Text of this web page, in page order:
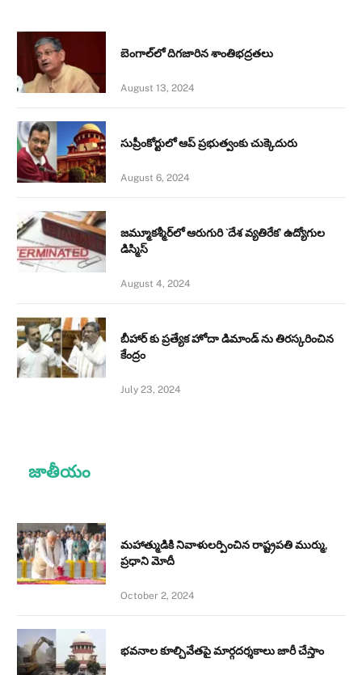
బెంగాల్‌లో దిగజారిన శాంతిభద్రతలు
August 13, 2024
సుప్రీంకోర్టులో ఆప్ ప్రభుత్వంకు చుక్కెదురు
August 6, 2024
జమ్మూకశ్మీర్‌లో ఆరుగురి `దేశ వ్యతిరేక’ ఉద్యోగుల
డిస్మిస్‌
August 4, 2024
బీహార్ కు ప్రత్యేక హోదా డిమాండ్ ను తిరస్కరించిన
కేంద్రం
July 23, 2024
జాతీయం
మహాత్ముడికి నివాళులర్పించిన రాష్ట్రపతి ముర్ము,
ప్రధాని మోదీ
October 2, 2024
భవనాల కూల్చివేతపై మార్గదర్శకాలు జారీ చేస్తాం